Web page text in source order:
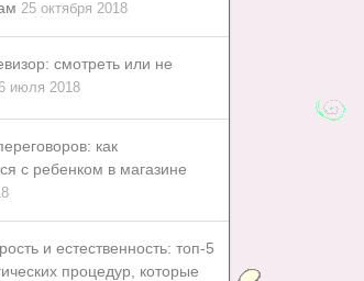
25 октября 2018
смотреть или не
июля 2018
как
с ребенком в магазине
и естественность: топ-5
процедур, которые